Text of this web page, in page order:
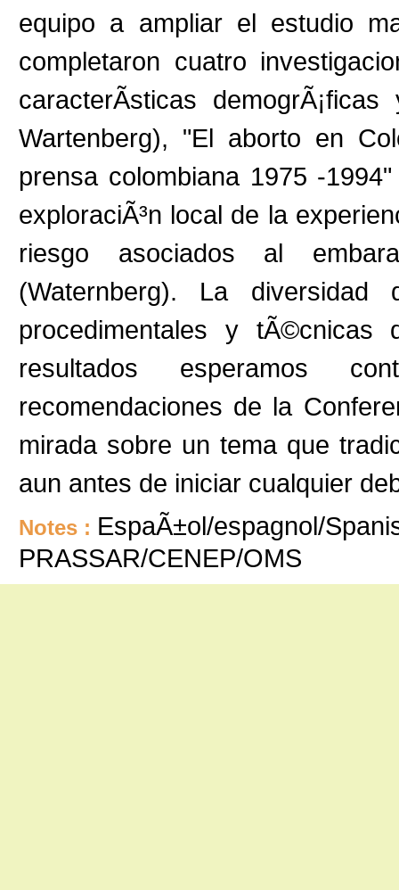
equipo a ampliar el estudio
completaron cuatro
caracterÃ­sticas
Wartenberg), "El aborto en
prensa colombiana 1975 -
exploraciÃ³n local de la
riesgo asociados al
(Waternberg). La diversidad
procedimentales y tÃ©cnicas
resultados esperamos
recomendaciones de la
mirada sobre un tema que
aun antes de iniciar cualquier
Notes : EspaÃ±ol/espagnol/
PRASSAR/CENEP/OMS